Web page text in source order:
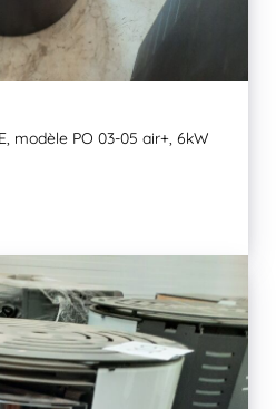
modèle PO 03-05 air+, 6kW